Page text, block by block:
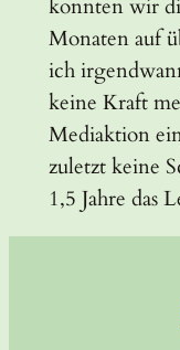
konnten wir
Monaten auf
ich
keine Kraft
Mediaktion
zuletzt keine
1,5 Jahre das